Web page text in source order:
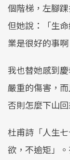
個階梯，左腳
但她說：「生
業是很好的事啊
我也替她感到
嚴重的傷害，
否則怎麼下山回
杜甫詩「人生
欲，不逾矩」